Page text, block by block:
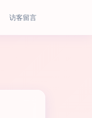
访客留言